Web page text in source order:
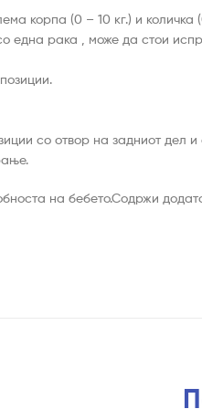
корпа (0 – 10 кг.) и
една рака , може да стои
со отвор на задниот дел и
на бебето.Содржи